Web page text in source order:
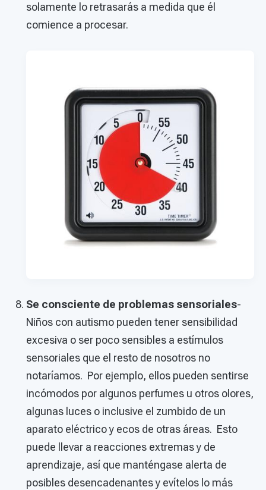
solamente lo retrasarás a medida que él
comience a procesar.
Se consciente de problemas sensoriales-
Niños con autismo pueden tener sensibilidad
excesiva o ser poco sensibles a estímulos
sensoriales que el resto de nosotros no
notaríamos. Por ejemplo, ellos pueden sentirse
incómodos por algunos perfumes u otros olores,
algunas luces o inclusive el zumbido de un
aparato eléctrico y ecos de otras áreas. Esto
puede llevar a reacciones extremas y de
aprendizaje, así que manténgase alerta de
posibles desencadenantes y evítelos lo más